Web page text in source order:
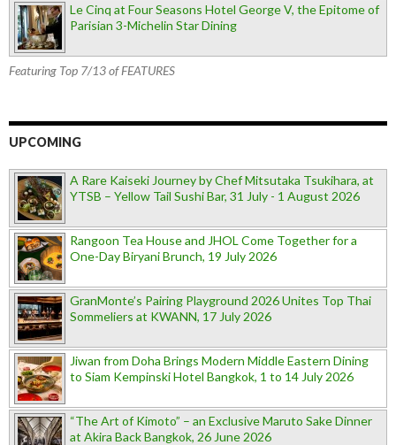
Le Cinq at Four Seasons Hotel George V, the Epitome of
Parisian 3-Michelin Star Dining
Featuring Top 7/13 of FEATURES
UPCOMING
A Rare Kaiseki Journey by Chef Mitsutaka Tsukihara, at
YTSB – Yellow Tail Sushi Bar, 31 July - 1 August 2026
Rangoon Tea House and JHOL Come Together for a
One-Day Biryani Brunch, 19 July 2026
GranMonte’s Pairing Playground 2026 Unites Top Thai
Sommeliers at KWANN, 17 July 2026
Jiwan from Doha Brings Modern Middle Eastern Dining
to Siam Kempinski Hotel Bangkok, 1 to 14 July 2026
“The Art of Kimoto” – an Exclusive Maruto Sake Dinner
at Akira Back Bangkok, 26 June 2026